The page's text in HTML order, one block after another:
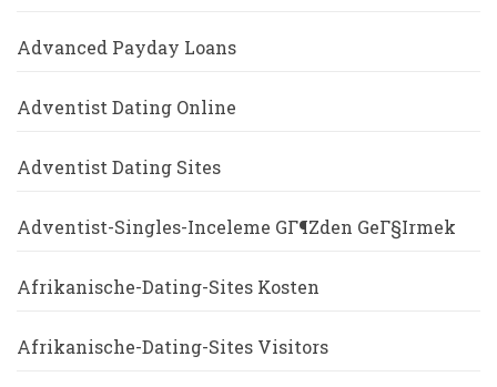
Advanced Payday Loans
Adventist Dating Online
Adventist Dating Sites
Adventist-Singles-Inceleme GГ¶zden GeГ§irmek
Afrikanische-Dating-Sites Kosten
Afrikanische-Dating-Sites Visitors